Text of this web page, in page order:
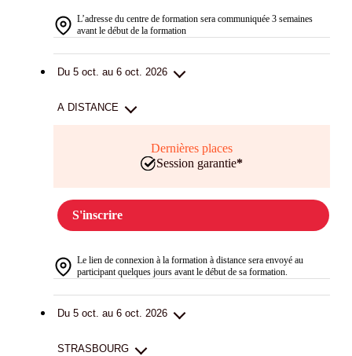
L’adresse du centre de formation sera communiquée 3 semaines
avant le début de la formation
Du 5 oct. au 6 oct. 2026
A DISTANCE
Dernières places
Session garantie*
S'inscrire
Le lien de connexion à la formation à distance sera envoyé au
participant quelques jours avant le début de sa formation.
Du 5 oct. au 6 oct. 2026
STRASBOURG